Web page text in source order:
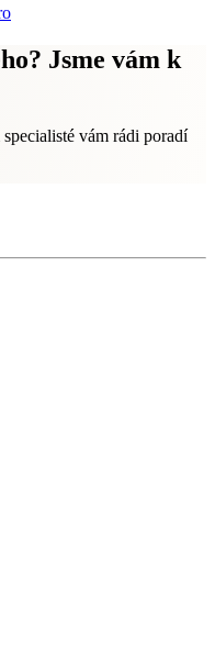
Jsme vám k
vám rádi poradí